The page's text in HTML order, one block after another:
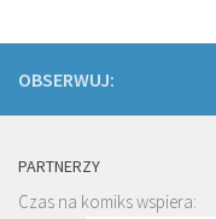
OBSERWUJ:
PARTNERZY
Czas na komiks wspiera: